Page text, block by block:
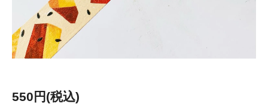
550円(税込)